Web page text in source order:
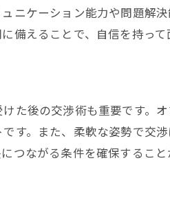
ニケーション能力や問題解
えることで、自信を持って
た後の交渉術も重要です。
す。また、柔軟な姿勢で交
つながる条件を確保すること